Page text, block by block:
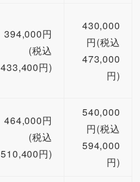
394,000円
(税込
433,400円)
430,000
円(税込
473,000
円)
464,000円
(税込
510,400円)
540,000
円(税込
594,000
円)